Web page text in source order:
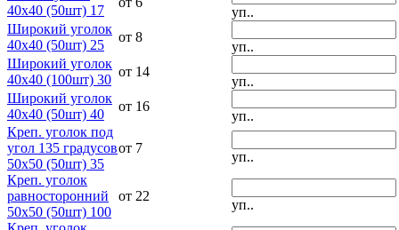
40х40 (50шт) 17
уп..
Широкий уголок
40х40 (50шт) 25
от 8
уп..
Широкий уголок
40х40 (100шт) 30
от 14
уп..
Широкий уголок
40х40 (50шт) 40
от 16
уп..
Креп. уголок под
угол 135 градусов
50х50 (50шт) 35
от 7
уп..
Креп. уголок
равносторонний
50х50 (50шт) 100
от 22
уп..